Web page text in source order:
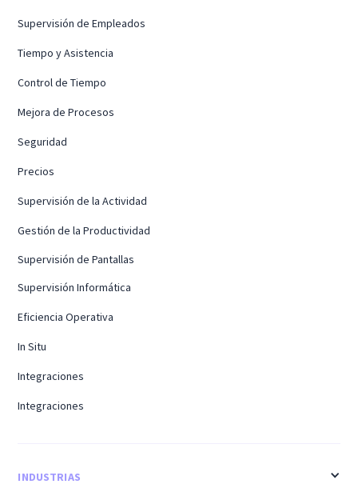
Supervisión de Empleados
Tiempo y Asistencia
Control de Tiempo
Mejora de Procesos
Seguridad
Precios
Supervisión de la Actividad
Gestión de la Productividad
Supervisión de Pantallas
Supervisión Informática
Eficiencia Operativa
In Situ
Integraciones
Integraciones
INDUSTRIAS